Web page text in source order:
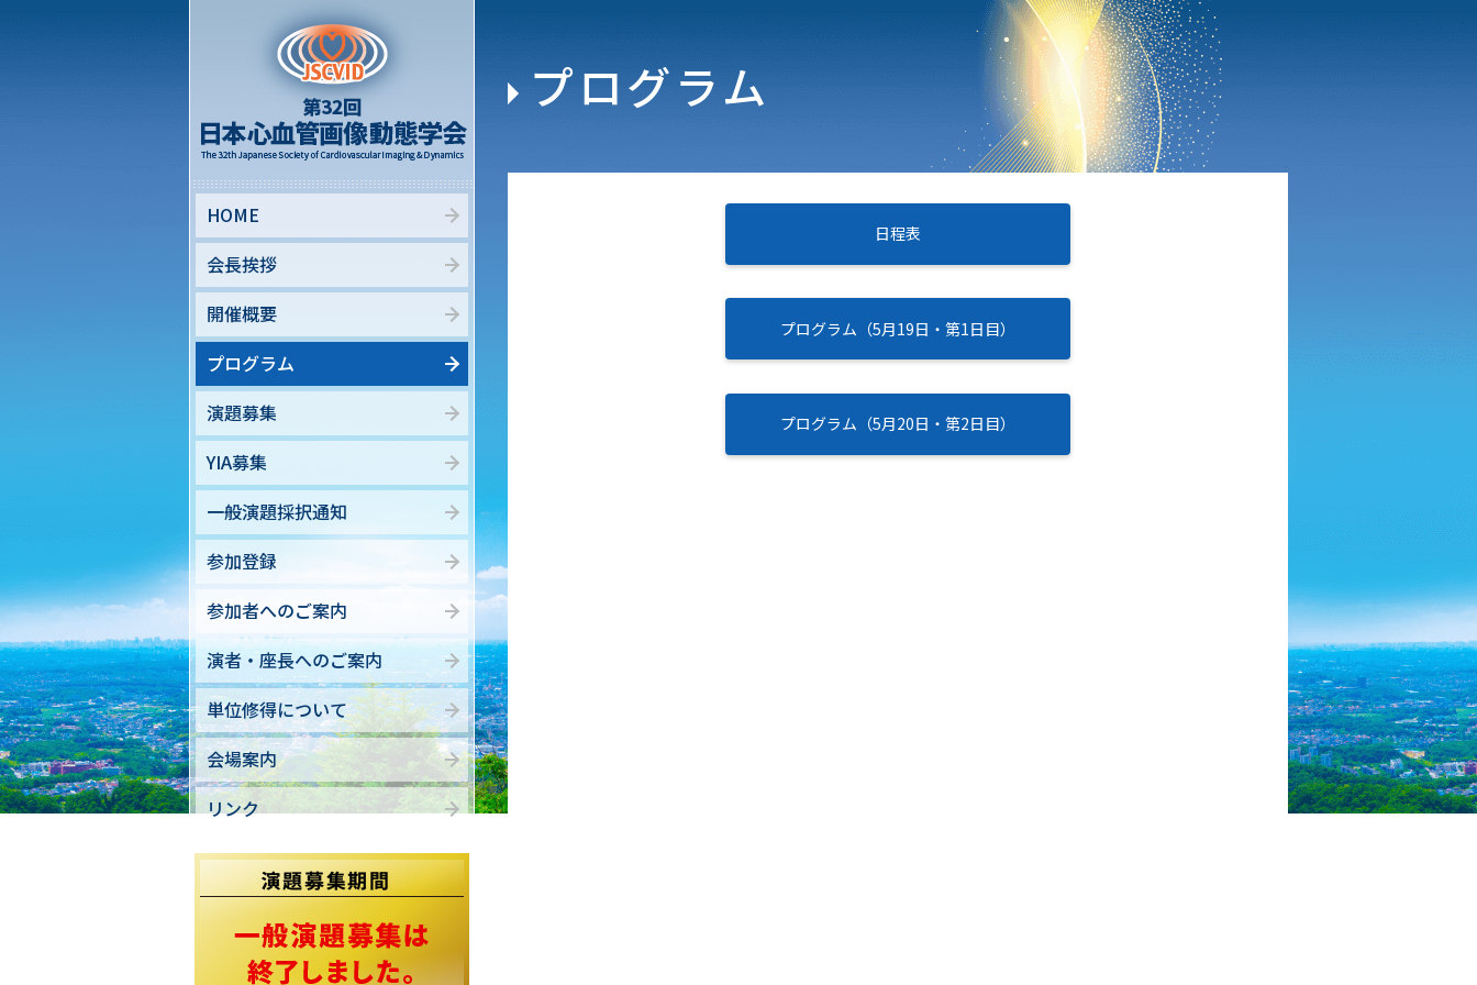
プログラム
日程表
プログラム（5月19日・第1日目）
プログラム（5月20日・第2日目）
HOME
会長挨拶
開催概要
プログラム
演題募集
YIA募集
一般演題採択通知
参加登録
参加者へのご案内
演者・座長へのご案内
単位修得について
会場案内
リンク